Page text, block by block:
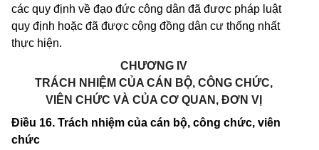
các quy định về đạo đức công dân đã được pháp luật
quy định hoặc đã được cộng đồng dân cư thống nhất
thực hiện.
CHƯƠNG IV
TRÁCH NHIỆM CỦA CÁN BỘ, CÔNG CHỨC,
VIÊN CHỨC VÀ CỦA CƠ QUAN, ĐƠN VỊ
Điều 16. Trách nhiệm của cán bộ, công chức, viên
chức